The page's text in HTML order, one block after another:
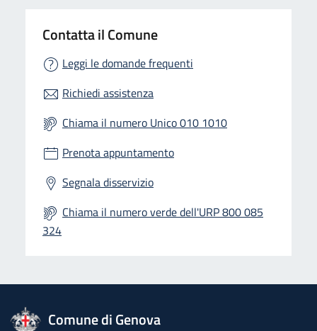
Contatta il Comune
Leggi le domande frequenti
Richiedi assistenza
Chiama il numero Unico 010 1010
Prenota appuntamento
Segnala disservizio
Chiama il numero verde dell'URP 800 085
324
logo Unione Europea
Comune di Genova